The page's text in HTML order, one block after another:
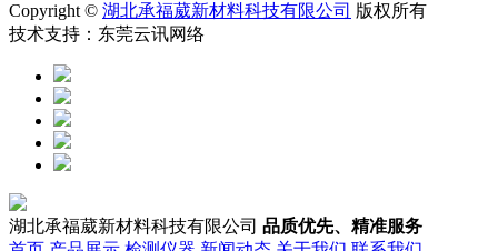
Copyright © 湖北承福葳新材料科技有限公司 版权所有
技术支持：东莞云讯网络
湖北承福葳新材料科技有限公司 品质优先、精准服务